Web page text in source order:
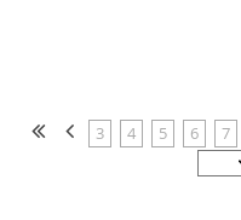
3 4 5 6 7